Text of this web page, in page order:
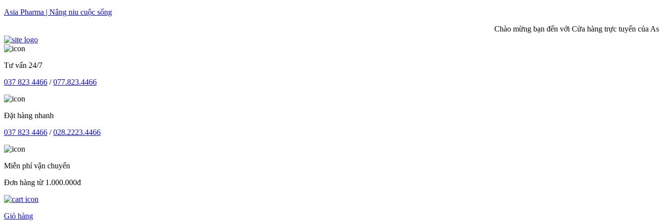
Skip
Asia Pharma | Nâng niu cuộc sống
Chào mừng bạn đến với Cửa hàng trực tuyến của Asia
Tư vấn 24/7
037 823 4466 /077.823.4466
Đặt hàng nhanh
037 823 4466 /028.2223.4466
Miễn phí vận chuyển
Đơn hàng từ 1.000.000đ
Giỏ hàng